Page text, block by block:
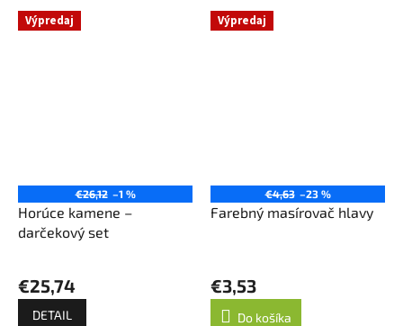
Výpredaj
€26,12 –1 %
Horúce kamene –
darčekový set
€25,74
DETAIL
Výpredaj
€4,63 –23 %
Farebný masírovač hlavy
€3,53
Do košíka